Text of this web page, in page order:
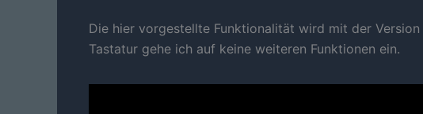
Die hier vorgestellte Funktionalität wird mit der
Tastatur gehe ich auf keine weiteren Funktionen ein.